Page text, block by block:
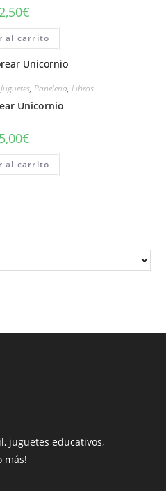
€
al carrito
Juguetes, Papelería, Libros
Unicornio
€
al carrito
juguetes educativos,
más!